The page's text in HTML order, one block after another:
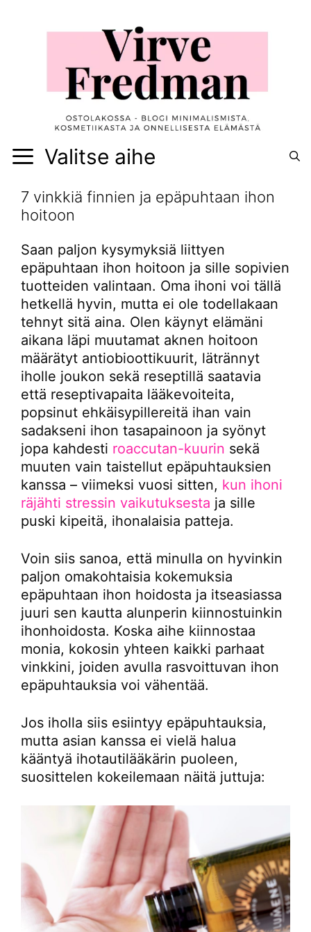
Valitse aihe
7 vinkkiä finnien ja epäpuhtaan ihon
hoitoon
Saan paljon kysymyksiä liittyen
epäpuhtaan ihon hoitoon ja sille sopivien
tuotteiden valintaan. Oma ihoni voi tällä
hetkellä hyvin, mutta ei ole todellakaan
tehnyt sitä aina. Olen käynyt elämäni
aikana läpi muutamat aknen hoitoon
määrätyt antiobioottikuurit, lätrännyt
iholle joukon sekä reseptillä saatavia
että reseptivapaita lääkevoiteita,
popsinut ehkäisypillereitä ihan vain
sadakseni ihon tasapainoon ja syönyt
jopa kahdesti roaccutan-kuurin sekä
muuten vain taistellut epäpuhtauksien
kanssa – viimeksi vuosi sitten, kun ihoni
räjähti stressin vaikutuksesta ja sille
puski kipeitä, ihonalaisia patteja.
Voin siis sanoa, että minulla on hyvinkin
paljon omakohtaisia kokemuksia
epäpuhtaan ihon hoidosta ja itseasiassa
juuri sen kautta alunperin kiinnostuinkin
ihonhoidosta. Koska aihe kiinnostaa
monia, kokosin yhteen kaikki parhaat
vinkkini, joiden avulla rasvoittuvan ihon
epäpuhtauksia voi vähentää.
Jos iholla siis esiintyy epäpuhtauksia,
mutta asian kanssa ei vielä halua
kääntyä ihotautilääkärin puoleen,
suosittelen kokeilemaan näitä juttuja: